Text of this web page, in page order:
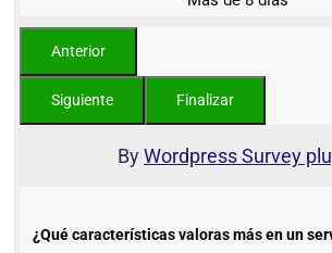
ByWordpress Survey
¿Qué características valoras más en un